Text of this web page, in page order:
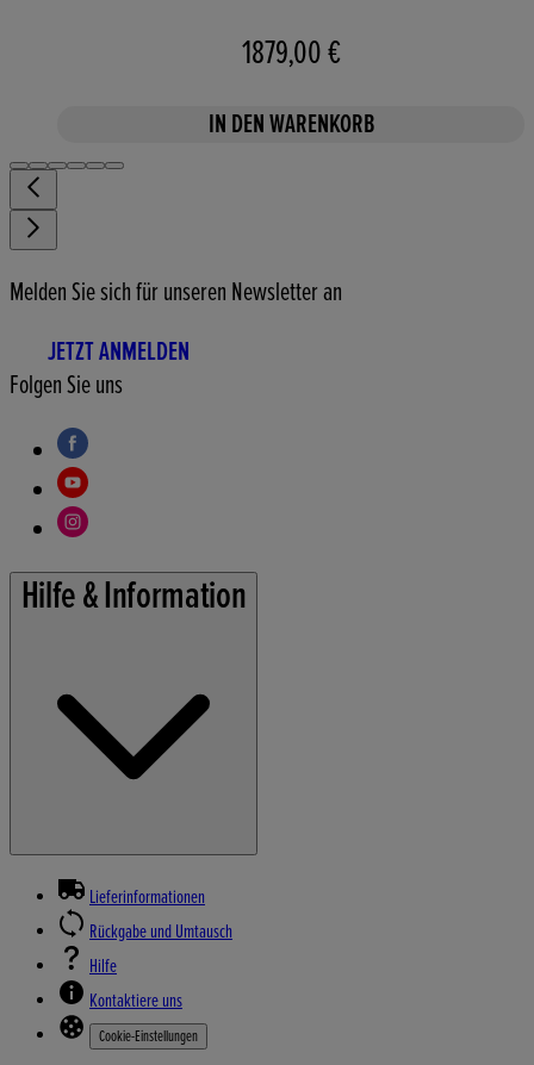
1879,00 €
IN DEN WARENKORB
Melden Sie sich für unseren Newsletter an
JETZT ANMELDEN
Folgen Sie uns
Hilfe & Information
Lieferinformationen
Rückgabe und Umtausch
Hilfe
Kontaktiere uns
Cookie-Einstellungen